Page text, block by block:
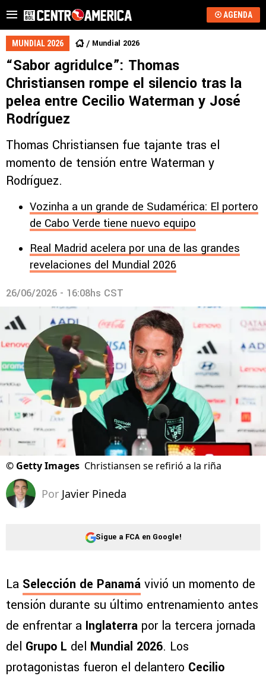
AGENDA
MUNDIAL 2026 Mundial 2026
“Sabor agridulce”: Thomas
Christiansen rompe el silencio tras la
pelea entre Cecilio Waterman y José
Rodríguez
Thomas Christiansen fue tajante tras el
momento de tensión entre Waterman y
Rodríguez.
Vozinha a un grande de Sudamérica: El portero
de Cabo Verde tiene nuevo equipo
Real Madrid acelera por una de las grandes
revelaciones del Mundial 2026
26/06/2026 - 16:08hs CST
© Getty Images Christiansen se refirió a la riña
Por Javier Pineda
Sigue a FCA en Google!
La Selección de Panamá vivió un momento de
tensión durante su último entrenamiento antes
de enfrentar a Inglaterra por la tercera jornada
del Grupo L del Mundial 2026. Los
protagonistas fueron el delantero Cecilio